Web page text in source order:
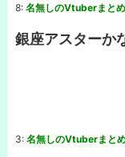
8: 名無しのVtuberまとめ
銀座アスターか
3: 名無しのVtuberまとめ